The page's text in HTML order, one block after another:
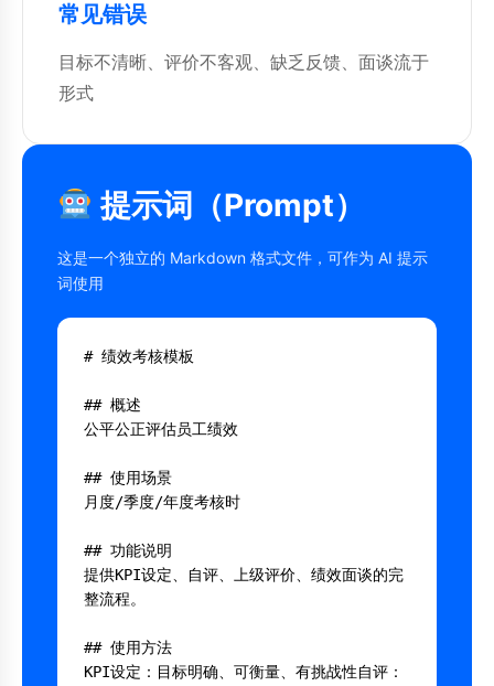
常见错误
目标不清晰、评价不客观、缺乏反馈、面谈流于
形式
提示词（Prompt）
这是一个独立的 Markdown 格式文件，可作为 AI 提示
词使用
# 绩效考核模板
## 概述
公平公正评估员工绩效
## 使用场景
月度/季度/年度考核时
## 功能说明
提供KPI设定、自评、上级评价、绩效面谈的完
整流程。
## 使用方法
KPI设定：目标明确、可衡量、有挑战性自评：